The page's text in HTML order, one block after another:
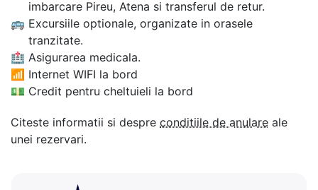
imbarcare Pireu, Atena si transferul de retur.
🚌 Excursiile optionale, organizate in orasele
tranzitate.
🏥 Asigurarea medicala.
📶 Internet WIFI la bord
💵 Credit pentru cheltuieli la bord
Citeste informatii si despre conditiile de anulare ale
unei rezervari.